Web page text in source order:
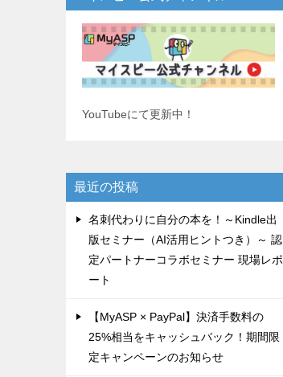
YouTubeにて更新中！
最近の投稿
名刺代わりに自分の本を！～Kindle出
版セミナー（AI活用ヒントつき）～ 認
定パートナーコラボセミナー 現場レポ
ート
【MyASP × PayPal】決済手数料の
25%相当をキャッシュバック！期間限
定キャンペーンのお知らせ